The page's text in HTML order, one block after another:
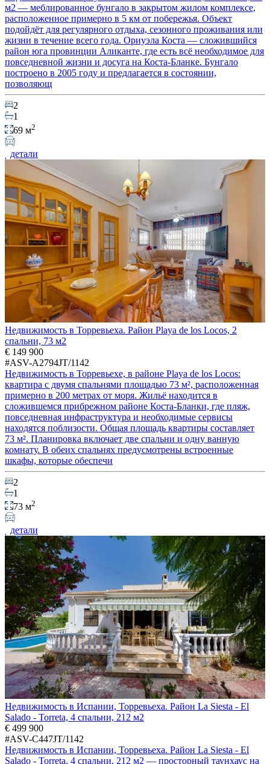
м2 — меблированное бунгало в закрытом жилом комплексе,
расположенное примерно в 5 км от побережья. Объект
подойдёт для регулярного отдыха, сезонного проживания или
жизни в течение всего года. Ориуэла Коста — сложившийся
район юга провинции Аликанте, где есть всё необходимое для
повседневной жизни и досуга на Коста-Бланке. Бунгало
построено в 2005 году и предлагается в состоянии,
позволяющ
2
1
69 м2
детали
Недвижимость в Торревьеха. Район Playa de los Locos, 2
спальни, 73 м2
€ 149 900
#ASV-A2794JT/1142
Недвижимость в Торревьехе, в районе Playa de los Locos:
квартира с двумя спальнями площадью 73 м², расположенная
примерно в 200 метрах от моря. Жильё находится в
сложившемся прибрежном районе Коста-Бланки, где пляж,
повседневная инфраструктура и необходимые сервисы
находятся поблизости. Общая площадь квартиры составляет
73 м². Планировка включает две спальни и одну ванную
комнату. В обеих спальнях предусмотрены встроенные
шкафы, которые обеспечи
2
1
73 м2
детали
Недвижимость в Испании, Торревьеха. Район La Siesta - El
Salado - Torreta, 4 спальни, 212 м2
€ 499 900
#ASV-C447JT/1142
Недвижимость в Испании, Торревьеха. Район La Siesta - El
Salado - Torreta, 4 спальни, 212 м2 — просторный таунхаус на